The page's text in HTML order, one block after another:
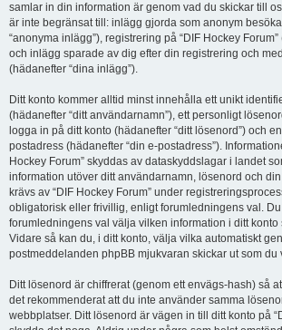
samlar in din information är genom vad du skickar till
är inte begränsat till: inlägg gjorda som anonym
“anonyma inlägg”), registrering på “DIF Hockey
och inlägg sparade av dig efter din registrering och
(hädanefter “dina inlägg”).
Ditt konto kommer alltid minst innehålla ett unikt
(hädanefter “ditt användarnamn”), ett personligt
logga in på ditt konto (hädanefter “ditt lösenord”) och
postadress (hädanefter “din e-postadress”).
Hockey Forum” skyddas av dataskyddslagar i landet
information utöver ditt användarnamn, lösenord och
krävs av “DIF Hockey Forum” under
obligatorisk eller frivillig, enligt forumledningens val.
forumledningens val välja vilken information i ditt konto
Vidare så kan du, i ditt konto, välja vilka automatiskt
postmeddelanden phpBB mjukvaran skickar ut som du
Ditt lösenord är chiffrerat (genom ett envägs-hash) så
det rekommenderat att du inte använder samma
webbplatser. Ditt lösenord är vägen in till ditt konto på